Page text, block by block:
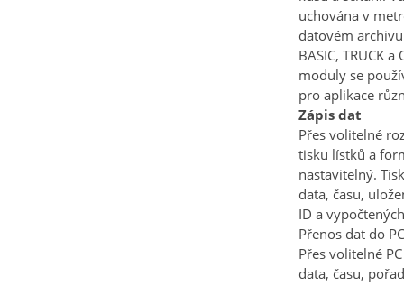
uchována v
datovém
BASIC, TRUCK
moduly se
pro aplikace
Zápis dat
Přes volitelné
tisku lístků a
nastavitelný.
data, času,
ID a
Přenos dat do PC
Přes volitelné
data, času,